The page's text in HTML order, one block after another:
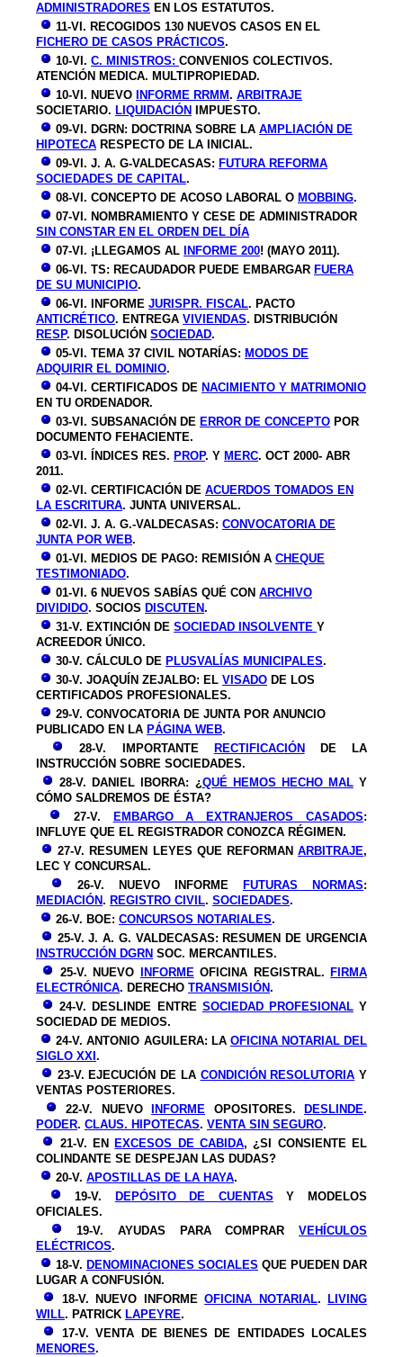
ADMINISTRADORES EN LOS ESTATUTOS.
11-VI. RECOGIDOS 130 NUEVOS CASOS EN EL
FICHERO DE CASOS PRÁCTICOS.
10-VI. C. MINISTROS: CONVENIOS COLECTIVOS.
ATENCIÓN MEDICA. MULTIPROPIEDAD.
10-VI. NUEVO
INFORME RRMM. ARBITRAJE
SOCIETARIO. LIQUIDACIÓN
IMPUESTO.
09-VI. DGRN: DOCTRINA SOBRE LA AMPLIACIÓN DE
HIPOTECA RESPECTO DE LA INICIAL.
09-VI. J. A. G-VALDECASAS: FUTURA REFORMA
SOCIEDADES DE CAPITAL.
08-VI. CONCEPTO DE ACOSO LABORAL O MOBBING.
07-VI. NOMBRAMIENTO Y CESE DE ADMINISTRADOR
SIN CONSTAR EN EL ORDEN DEL DÍA
07-VI. ¡LLEGAMOS AL
INFORME 200! (MAYO 2011).
06-VI. TS: RECAUDADOR PUEDE EMBARGAR FUERA
DE SU MUNICIPIO.
06-VI. INFORME JURISPR. FISCAL. PACTO
ANTICRÉTICO. ENTREGA VIVIENDAS. DISTRIBUCIÓN
RESP. DISOLUCIÓN SOCIEDAD.
05-VI. TEMA 37 CIVIL NOTARÍAS: MODOS DE
ADQUIRIR EL DOMINIO.
04-VI. CERTIFICADOS DE NACIMIENTO Y MATRIMONIO
EN TU ORDENADOR.
03-VI. SUBSANACIÓN DE ERROR DE CONCEPTO POR
DOCUMENTO FEHACIENTE.
03-VI. ÍNDICES RES. PROP. Y MERC. OCT 2000- ABR
2011.
02-V . CERTIFICACIÓN DE ACUERDOS TOMADOS EN
LA ESCRITURA. JUNTA UNIVERSAL.
02-V . J. A. G.-VALDECASAS: CONVOCATORIA DE
JUNTA POR WEB.
01-V . MEDIOS DE PAGO: REMISIÓN A CHEQUE
TESTIMONIADO.
01-V . 6 NUEVOS SABÍAS QUÉ CON ARCHIVO
DIVIDIDO. SOCIOS DISCUTEN.
31-V. EXTINCIÓN DE SOCIEDAD INSOLVENTE Y
ACREEDOR ÚNICO.
30-V. CÁLCULO DE PLUSVALÍAS MUNICIPALES.
30-V. JOAQUÍN ZEJALBO: EL VISADO DE LOS
CERTIFICADOS PROFESIONALES.
29-V. CONVOCATORIA DE JUNTA POR ANUNCIO
PUBLICADO EN LA PÁGINA WEB.
28-V. IMPORTANTE
RECTIFICACIÓN
DE LA
INSTRUCCIÓN SOBRE SOCIEDADES.
28-V. DANIEL IBORRA: ¿QUÉ HEMOS HECHO MALY
CÓMO SALDREMOS DE ÉSTA?
27-V.
EMBARGO A EXTRANJEROS CASADOS:
INFLUYE QUE EL REGISTRADOR CONOZCA RÉGIMEN.
27-V. RESUMEN LEYES QUE REFORMANARBITRAJE,
LEC Y CONCURSAL.
26-V. NUEVO INFORME
FUTURAS NORMAS:
MEDIACIÓN. REGISTRO CIVIL. SOCIEDADES.
26-V. BOE: CONCURSOS NOTARIALES.
25-V. J. A. G. VALDECASAS: RESUMEN DE URGENCIA
INSTRUCCIÓN DGRN SOC. MERCANTILES.
25-V. NUEVO
INFORMEOFICINA REGISTRAL. FIRMA
ELECTRÓNICA. DERECHO TRANSMISIÓN.
24-V. DESLINDE ENTRE SOCIEDAD PROFESIONALY
SOCIEDAD DE MEDIOS.
24-V. ANTONIO AGUILERA: LA OFICINA NOTARIAL DEL
SIGLO XXI .
23-V. EJECUCIÓN DE LA CONDICIÓN RESOLUTORIA Y
VENTAS POSTERIORES.
22-V. NUEVO
INFORME OPOSITORES. DESLINDE.
PODER. CLAUS. HIPOTECAS. VENTA SIN SEGURO.
21-V. EN
EXCESOS DE CABIDA, ¿SI CONSIENTE EL
COLINDANTE SE DESPEJAN LAS DUDAS?
20-V. APOSTILLAS DE LA HAYA.
19-V.
DEPÓSITO DE CUENTAS Y MODELOS
OFICIALES.
19-V. AYUDAS PARA COMPRARVEHÍCULOS
ELÉCTRICOS.
18-V. DENOMINACIONES SOCIALES QUE PUEDEN DAR
LUGAR A CONFUSIÓN.
18-V. NUEVO INFORMEOFICINA NOTARIAL.
LIVING
WILL. PATRICK LAPEYRE.
17-V.VENTA DE BIENES DE ENTIDADES LOCALES
MENORES.